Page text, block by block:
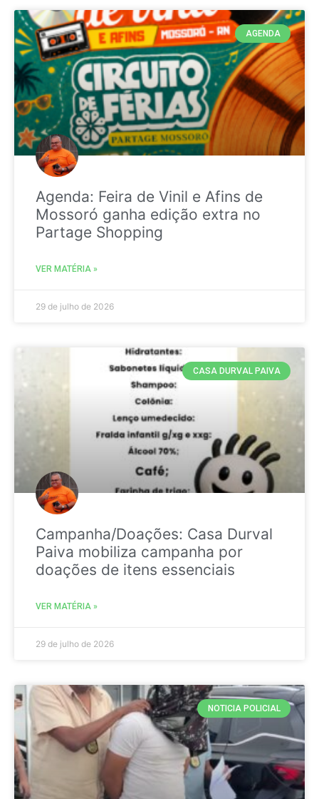
AGENDA
Agenda: Feira de Vinil e Afins de
Mossoró ganha edição extra no
Partage Shopping
VER MATÉRIA »
29 de julho de 2026
CASA DURVAL PAIVA
Campanha/Doações: Casa Durval
Paiva mobiliza campanha por
doações de itens essenciais
VER MATÉRIA »
29 de julho de 2026
NOTICIA POLICIAL